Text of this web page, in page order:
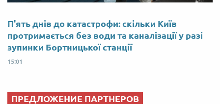
П'ять днів до катастрофи: скільки Київ
протримається без води та каналізації у разі
зупинки Бортницької станції
15:01
ПРЕДЛОЖЕНИЕ ПАРТНЕРОВ